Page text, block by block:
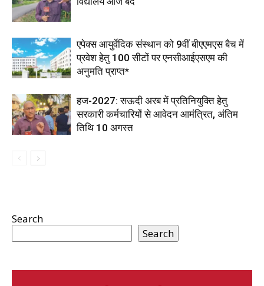
एपेक्स आयुर्वेदिक संस्थान को 9वीं बीएएमएस बैच में
प्रवेश हेतु 100 सीटों पर एनसीआईएसएम की
अनुमति प्राप्त*
हज-2027: सऊदी अरब में प्रतिनियुक्ति हेतु
सरकारी कर्मचारियों से आवेदन आमंत्रित, अंतिम
तिथि 10 अगस्त
Search
Search